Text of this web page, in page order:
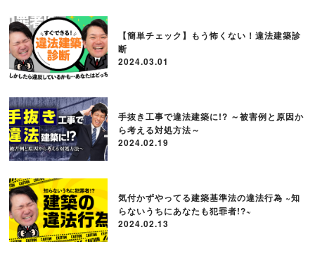
【簡単チェック】もう怖くない！違法建築診
断
2024.03.01
手抜き工事で違法建築に!? ～被害例と原因か
ら考える対処方法～
2024.02.19
気付かずやってる建築基準法の違法行為 ~知
らないうちにあなたも犯罪者!?~
2024.02.13